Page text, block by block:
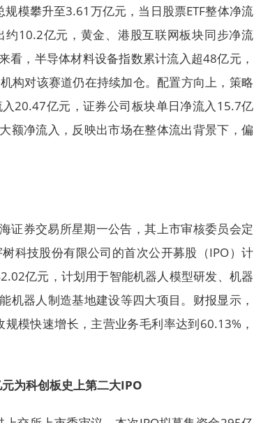
模攀升至3.61万亿元，当日股票ETF整体净流
10.2亿元，黄金、港股互联网板块同步净流
看，半导体材料设备指数累计流入超48亿元，
构对该赛道仍在持续加仓。配置方向上，策略
20.47亿元，证券公司板块单日净流入15.7亿
额净流入，反映出市场在整体流出背景下，偏
证券交易所星期一公告，其上市审核委员会定
科技股份有限公司的首次公开募股（IPO）计
亿元，计划用于智能机器人模型研发、机器
机器人制造基地建设等四大项目。财报显示，
模快速增长，主营业务毛利率达到60.13%，
为科创板史上第二大IPO